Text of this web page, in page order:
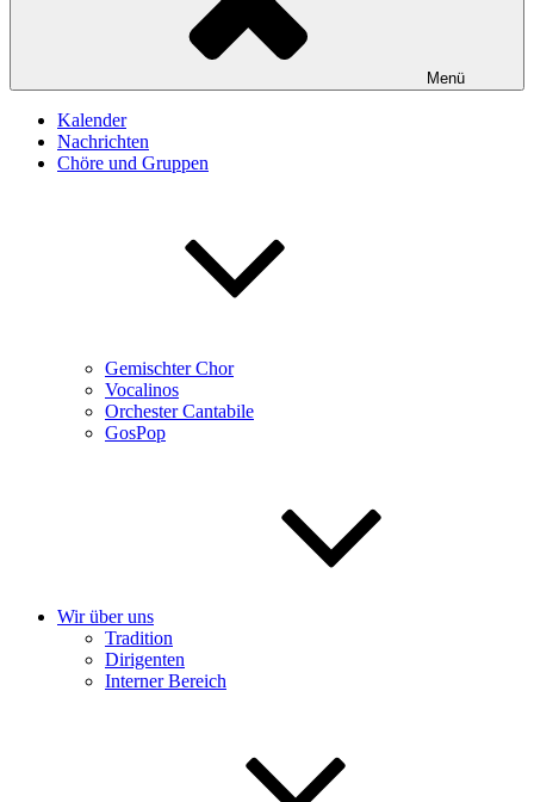
Menü
Kalender
Nachrichten
Chöre und Gruppen
Gemischter Chor
Vocalinos
Orchester Cantabile
GosPop
Wir über uns
Tradition
Dirigenten
Interner Bereich